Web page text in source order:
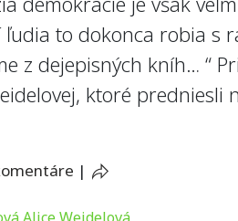
to dokonca robia s
z dejepisných kníh… “
ktoré
|